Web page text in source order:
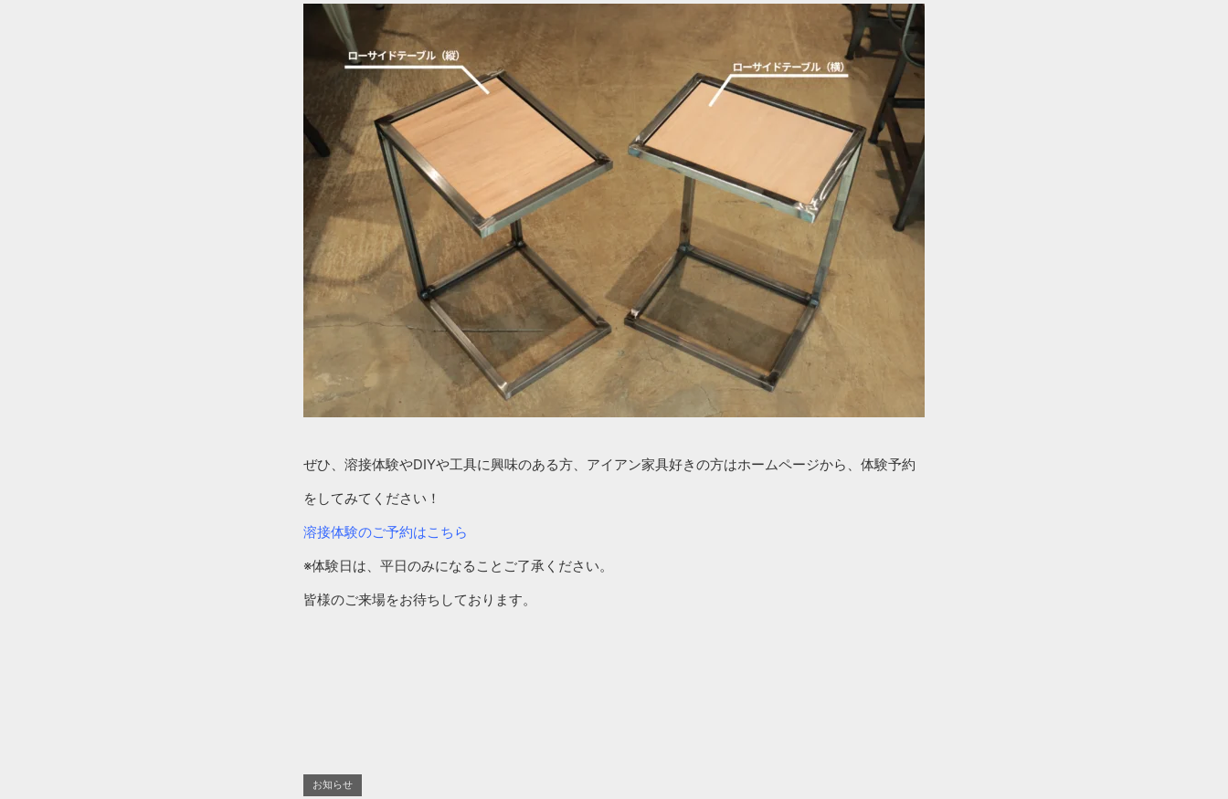
ぜひ、溶接体験やDIYや工具に興味のある方、アイアン家具好きの方はホームページから、体験予約
をしてみてください！
溶接体験のご予約はこちら
※体験日は、平日のみになることご了承ください。
皆様のご来場をお待ちしております。
お知らせ